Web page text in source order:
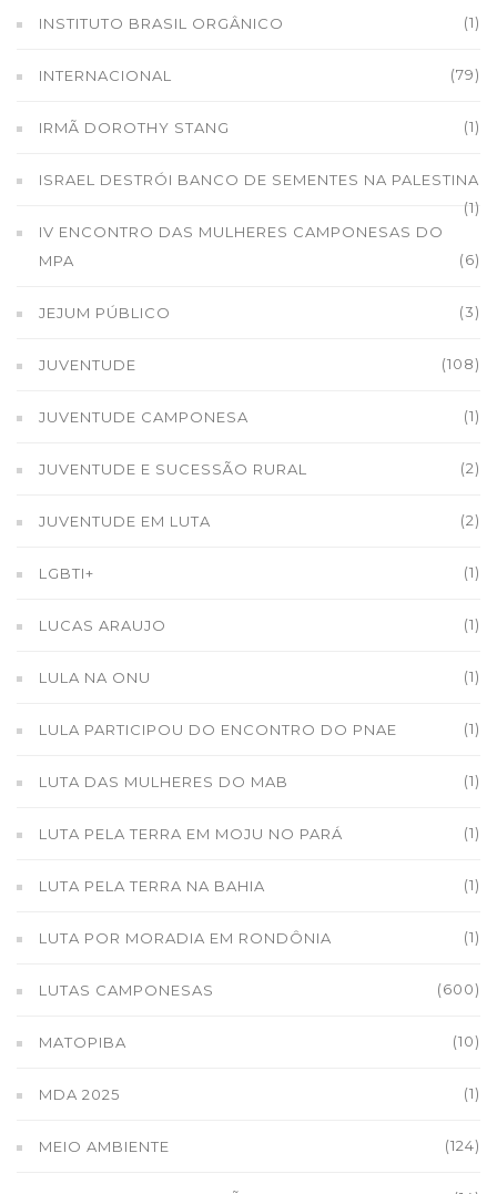
INSTITUTO BRASIL ORGÂNICO (1)
INTERNACIONAL (79)
IRMÃ DOROTHY STANG (1)
ISRAEL DESTRÓI BANCO DE SEMENTES NA PALESTINA
(1)
IV ENCONTRO DAS MULHERES CAMPONESAS DO
MPA
(6)
JEJUM PÚBLICO (3)
JUVENTUDE (108)
JUVENTUDE CAMPONESA (1)
JUVENTUDE E SUCESSÃO RURAL (2)
JUVENTUDE EM LUTA (2)
LGBTI+ (1)
LUCAS ARAUJO (1)
LULA NA ONU (1)
LULA PARTICIPOU DO ENCONTRO DO PNAE (1)
LUTA DAS MULHERES DO MAB (1)
LUTA PELA TERRA EM MOJU NO PARÁ (1)
LUTA PELA TERRA NA BAHIA (1)
LUTA POR MORADIA EM RONDÔNIA (1)
LUTAS CAMPONESAS (600)
MATOPIBA (10)
MDA 2025 (1)
MEIO AMBIENTE (124)